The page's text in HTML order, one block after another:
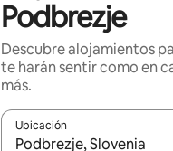
Podbrezje
Descubre alojamientos
te harán sentir como en
más.
Ubicación
Cuando los resultados